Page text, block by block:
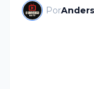
Por